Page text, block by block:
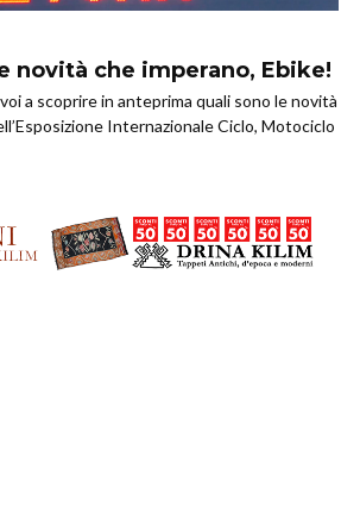
novità che imperano, Ebike!
a scoprire in anteprima quali sono le novità
Internazionale Ciclo, Motociclo